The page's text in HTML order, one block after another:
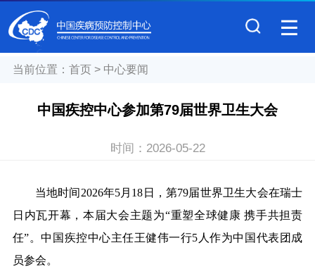
当前位置： 首页> 中心要闻
中国疾控中心参加第79届世界卫生大会
时间： 2026-05-22
当地时间2026年5月18日，第79届世界卫生大会在瑞士
日内瓦开幕，本届大会主题为“重塑全球健康 携手共担责
任”。中国疾控中心主任王健伟一行5人作为中国代表团成
员参会。